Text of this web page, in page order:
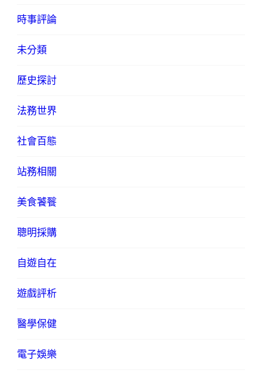
時事評論
未分類
歷史探討
法務世界
社會百態
站務相關
美食饕餮
聰明採購
自遊自在
遊戲評析
醫學保健
電子娛樂